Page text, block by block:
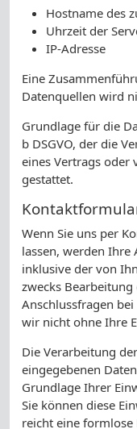
Hostname des
Uhrzeit der
IP-Adresse
Eine
Datenquellen wird
Grundlage für die
b DSGVO, der die
eines Vertrags
gestattet.
Wenn Sie uns per
lassen, werden
inklusive der von
zwecks
Anschlussfragen
wir nicht ohne Ihre
Die Verarbeitung
eingegebenen
Grundlage Ihrer
Sie können diese
reicht eine